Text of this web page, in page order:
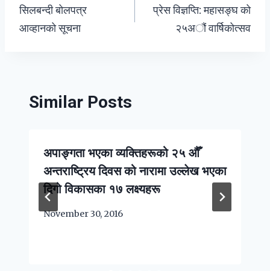
navigation
सिलबन्दी बोलपत्र
आव्हानको सूचना
प्रेस विज्ञप्ति: महासङ्घ को
२५अौं वार्षिकोत्सव
Similar Posts
अपाङ्गता भएका व्यक्तिहरूको २५ औँ
अन्तराष्ट्रिय दिवस को नारामा उल्लेख भएका
दिगो विकासका १७ लक्ष्यहरू
November 30, 2016